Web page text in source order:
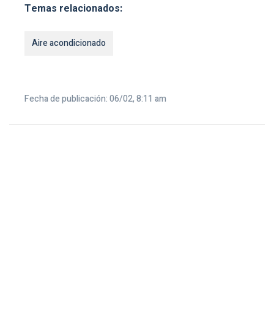
Temas relacionados:
Aire acondicionado
Fecha de publicación: 06/02, 8:11 am